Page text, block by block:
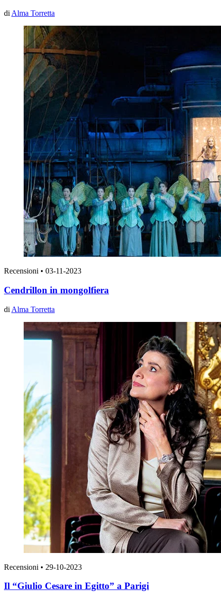
di Alma Torretta
Recensioni • 03-11-2023
Cendrillon in mongolfiera
di Alma Torretta
Recensioni • 29-10-2023
Il “Giulio Cesare in Egitto” a Parigi